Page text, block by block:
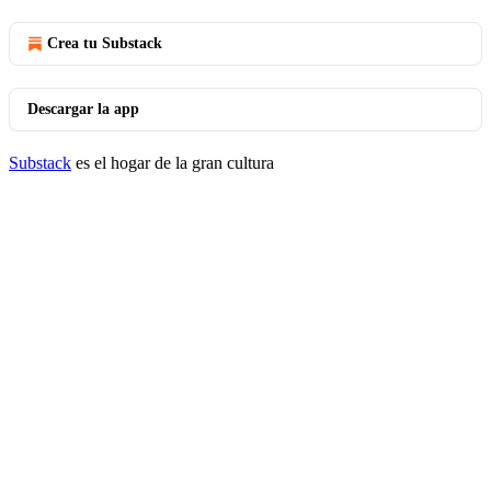
Crea tu Substack
Descargar la app
Substack es el hogar de la gran cultura